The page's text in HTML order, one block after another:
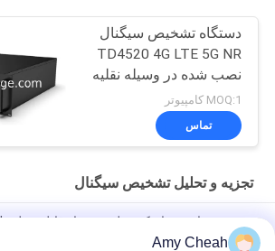
دستگاه تشخیص سیگنال
TD4520 4G LTE 5G NR
نصب شده در وسیله نقلیه
MOQ:1 کامپیوتر
تماس
تجزیه و تحلیل تشخیص سیگنال
دوربين سياه سوراخ کش تلفن همراه قابل حمل 25MHz-5.8GMHz
Amy Cheah